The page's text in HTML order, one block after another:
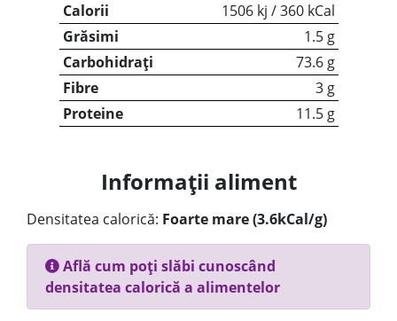
Calorii
1506 kj / 360 kCal
Grăsimi
1.5 g
Carbohidrați
73.6 g
Fibre
3 g
Proteine
11.5 g
Informații aliment
Densitatea calorică: Foarte mare (3.6kCal/g)
Află cum poți slăbi cunoscând
densitatea calorică a alimentelor